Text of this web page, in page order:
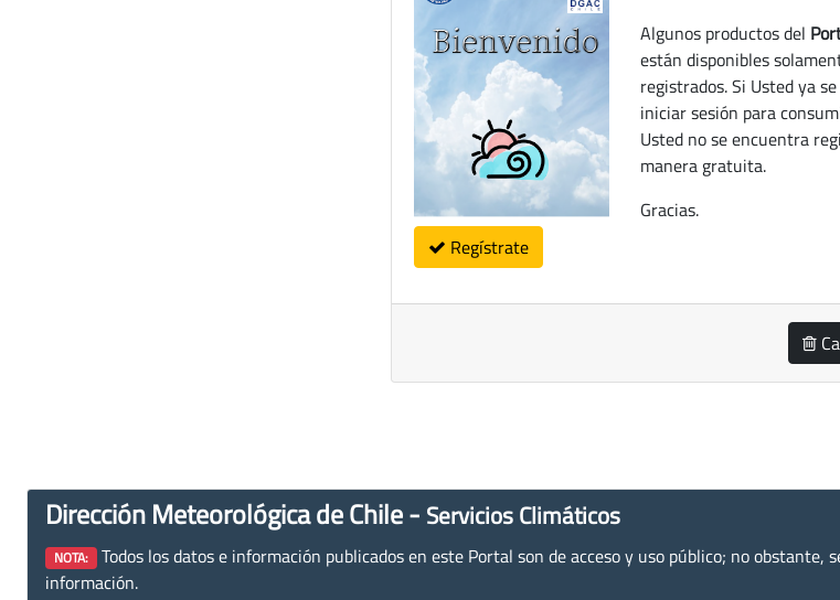
Regístrate
Algunos productos del
están disponibles
registrados. Si Usted ya
iniciar sesión para
Usted no se encuentra
manera gratuita.
Gracias.
Dirección Meteorológica de Chile - Servicios Climáticos
NOTA: Todos los datos e información publicados en este Portal son de acceso y uso público; no obstante,
información.